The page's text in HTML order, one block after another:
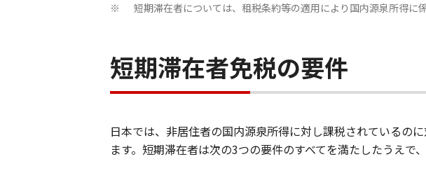
※ 短期滞在者については、租税条約等の適用により国内源泉所得に
短期滞在者免税の要件
日本では、非居住者の国内源泉所得に対し課税されているの
ます。短期滞在者は次の3つの要件のすべてを満たしたうえで